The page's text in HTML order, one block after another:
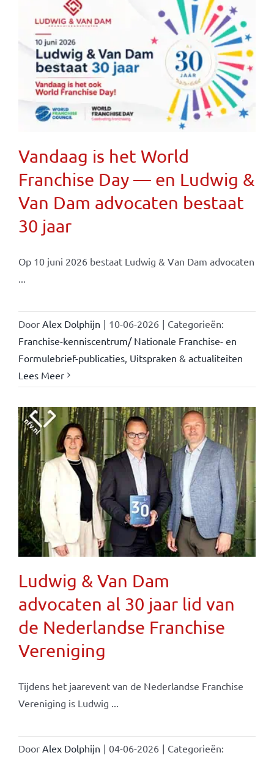
Vandaag is het World
Franchise Day — en Ludwig &
Van Dam advocaten bestaat
30 jaar
Op 10 juni 2026 bestaat Ludwig & Van Dam advocaten
Door Alex Dolphijn | 10-06-2026 | Categorieën:
Franchise-kenniscentrum/ Nationale Franchise- en
Formulebrief-publicaties, Uitspraken & actualiteiten
Lees Meer
Ludwig & Van Dam
advocaten al 30 jaar lid van
de Nederlandse Franchise
Vereniging
Tijdens het jaarevent van de Nederlandse Franchise
Vereniging is Ludwig ...
Door Alex Dolphijn | 04-06-2026 | Categorieën: